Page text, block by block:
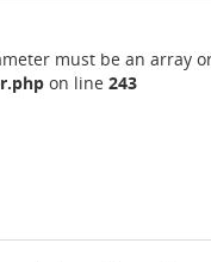
must be an array
on line 243